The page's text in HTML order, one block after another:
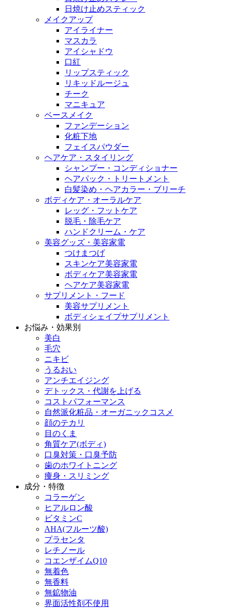
日焼け止めスティック
メイクアップ
アイライナー
マスカラ
アイシャドウ
口紅
リップスティック
リキッドルージュ
チーク
マニキュア
ベースメイク
ファンデーション
化粧下地
フェイスパウダー
ヘアケア・スタイリング
シャンプー・コンディショナー
ヘアパック・トリートメント
白髪染め・ヘアカラー・ブリーチ
ボディケア・オーラルケア
レッグ・フットケア
脱毛・除毛ケア
ハンドクリーム・ケア
美容グッズ・美容家電
つけまつげ
スキンケア美容家電
ボディケア美容家電
ヘアケア美容家電
サプリメント・フード
美容サプリメント
ボディシェイプサプリメント
お悩み・効果別
美白
毛穴
ニキビ
うるおい
アンチエイジング
デトックス・代謝を上げる
コストパフォーマンス
自然派化粧品・オーガニックコスメ
顔のテカリ
目のくま
角質ケア(ボディ)
口臭対策・口臭予防
歯のホワイトニング
痩身・スリミング
成分・特徴
コラーゲン
ヒアルロン酸
ビタミンC
AHA(フルーツ酸)
プラセンタ
レチノール
コエンザイムQ10
無着色
無香料
無鉱物油
界面活性剤不使用